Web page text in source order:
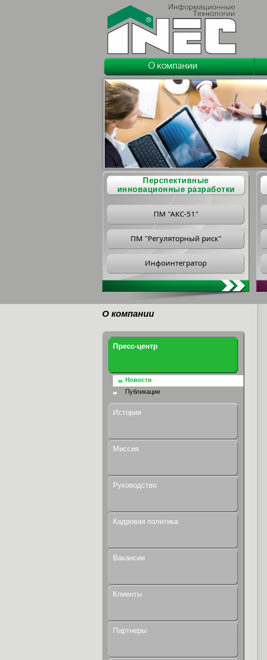
Перспективные
инновационные разработки
ПМ "АКС-51"
ПМ "Регуляторный риск"
Инфоинтегратор
О компании
Пресс-центр
Новости
Публикации
История
Миссия
Руководство
Кадровая политика
Вакансии
Клиенты
Партнеры